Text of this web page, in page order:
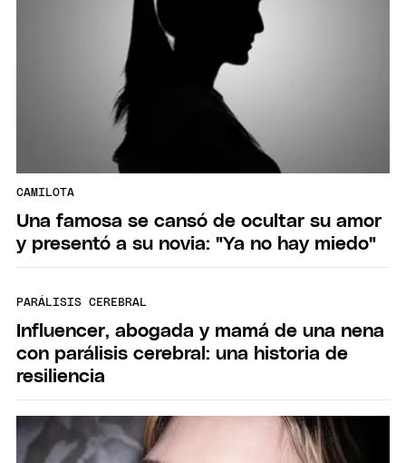
CAMILOTA
Una famosa se cansó de ocultar su amor
y presentó a su novia: "Ya no hay miedo"
PARÁLISIS CEREBRAL
Influencer, abogada y mamá de una nena
con parálisis cerebral: una historia de
resiliencia